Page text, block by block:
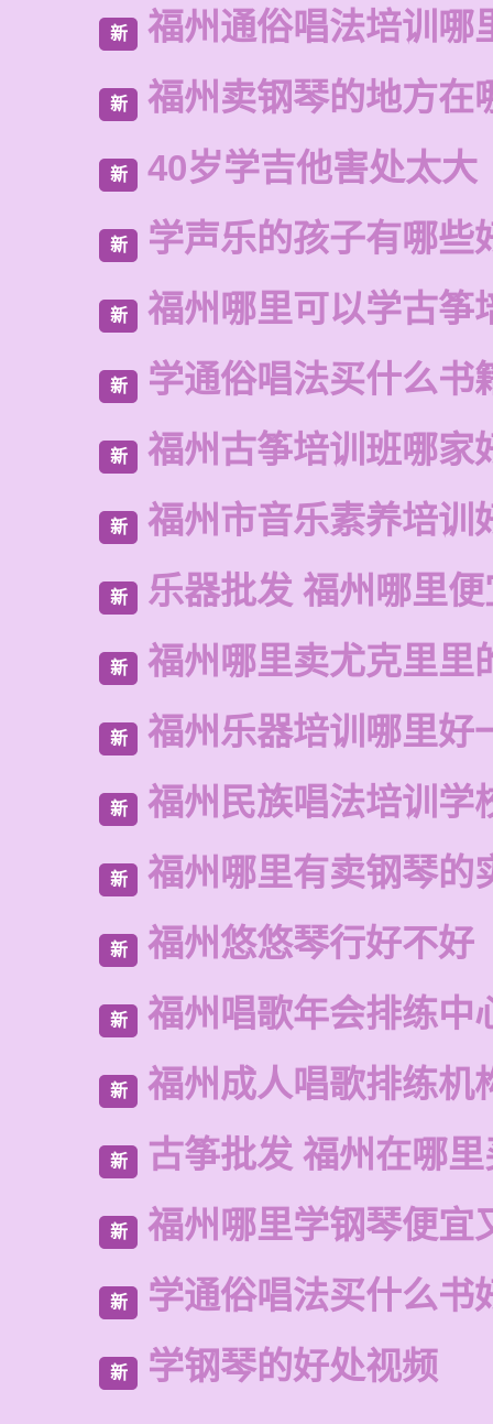
新 福州通俗唱法培训哪
新 福州卖钢琴的地方在
新 40岁学吉他害处太大
新 学声乐的孩子有哪些
新 福州哪里可以学古筝
新 学通俗唱法买什么书
新 福州古筝培训班哪家
新 福州市音乐素养培训
新 乐器批发 福州哪里
新 福州哪里卖尤克里里
新 福州乐器培训哪里好
新 福州民族唱法培训学
新 福州哪里有卖钢琴的
新 福州悠悠琴行好不好
新 福州唱歌年会排练中
新 福州成人唱歌排练机
新 古筝批发 福州在哪
新 福州哪里学钢琴便宜
新 学通俗唱法买什么书
新 学钢琴的好处视频